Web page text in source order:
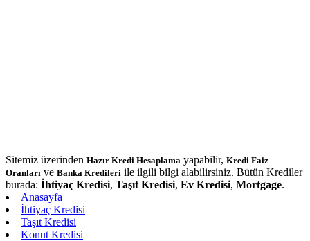
Sitemiz üzerinden Hazır Kredi Hesaplama yapabilir, Kredi Faiz
Oranları ve Banka Kredileri ile ilgili bilgi alabilirsiniz. Bütün Krediler
burada: İhtiyaç Kredisi, Taşıt Kredisi, Ev Kredisi, Mortgage.
Anasayfa
İhtiyaç Kredisi
Taşıt Kredisi
Konut Kredisi